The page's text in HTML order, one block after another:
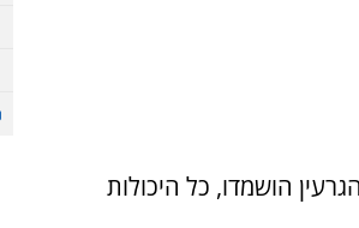
הושמדו, כל היכולות